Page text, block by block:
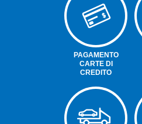
PAGAMENTO
CARTE DI
CREDITO